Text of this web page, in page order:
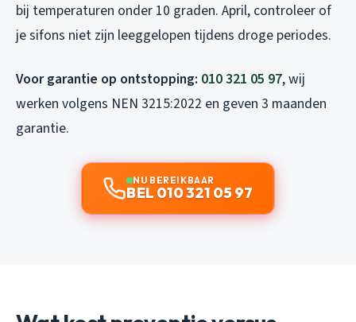
bij temperaturen onder 10 graden. April, controleer of
je sifons niet zijn leeggelopen tijdens droge periodes.
Voor garantie op ontstopping: 010 321 05 97, wij
werken volgens NEN 3215:2022 en geven 3 maanden
garantie.
NU BEREIKBAAR
BEL 010 321 05 97